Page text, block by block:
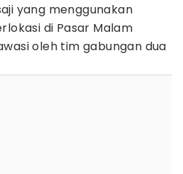
yang menggunakan
di Pasar Malam
oleh tim gabungan dua